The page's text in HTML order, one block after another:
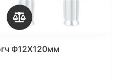
Ф12X120мм